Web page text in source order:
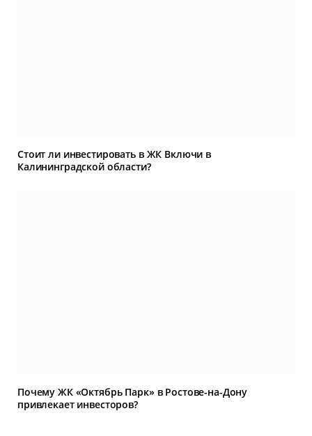
Стоит ли инвестировать в ЖК Включи в
Калининградской области?
Почему ЖК «Октябрь Парк» в Ростове-на-Дону
привлекает инвесторов?